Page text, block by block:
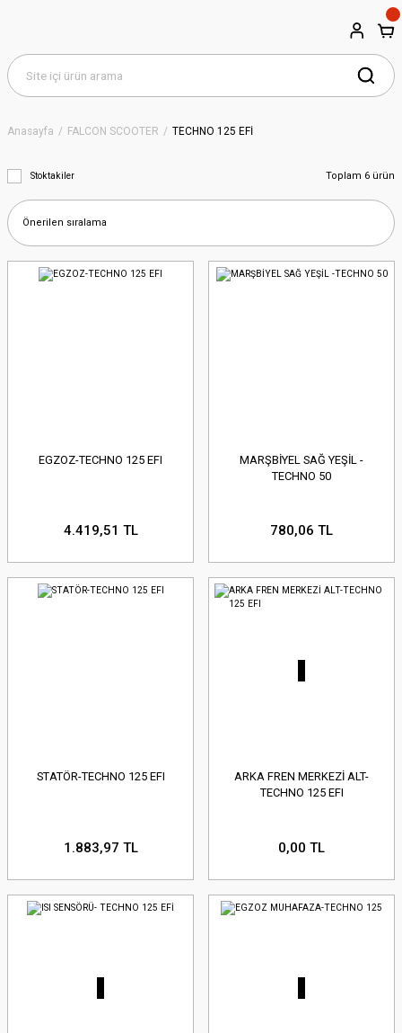
Anasayfa FALCON SCOOTER TECHNO 125 EFİ
Stoktakiler Toplam 6 ürün
EGZOZ-TECHNO 125 EFI
4.419,51 TL
MARŞBİYEL SAĞ YEŞİL -
TECHNO 50
780,06 TL
STATÖR-TECHNO 125 EFI
1.883,97 TL
ARKA FREN MERKEZİ ALT-
TECHNO 125 EFI
0,00 TL